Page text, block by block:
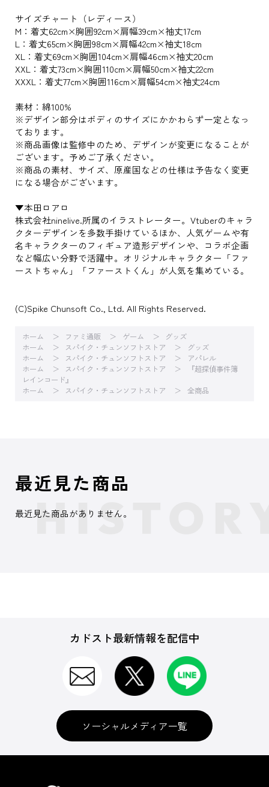
サイズチャート（レディース）
M：着丈62cm×胸囲92cm×肩幅39cm×袖丈17cm
L：着丈65cm×胸囲98cm×肩幅42cm×袖丈18cm
XL：着丈69cm×胸囲104cm×肩幅46cm×袖丈20cm
XXL：着丈73cm×胸囲110cm×肩幅50cm×袖丈22cm
XXXL：着丈77cm×胸囲116cm×肩幅54cm×袖丈24cm
素材：綿100%
※デザイン部分はボディのサイズにかかわらず一定となっ
ております。
※商品画像は監修中のため、デザインが変更になることが
ございます。予めご了承ください。
※商品の素材、サイズ、原産国などの仕様は予告なく変更
になる場合がございます。
▼本田ロアロ
株式会社ninelive.所属のイラストレーター。Vtuberのキャラ
クターデザインを多数手掛けているほか、人気ゲームや有
名キャラクターのフィギュア造形デザインや、コラボ企画
など幅広い分野で活躍中。オリジナルキャラクター「ファ
ーストちゃん」「ファーストくん」が人気を集めている。
(C)Spike Chunsoft Co., Ltd. All Rights Reserved.
ホーム ファミ通販 ゲーム
グッズ
ホーム
スパイク・チュンソフトストア
グッズ
ホーム
スパイク・チュンソフトストア
アパレル
ホーム
スパイク・チュンソフトストア
『超探偵事件簿
レインコード』
ホーム
スパイク・チュンソフトストア 全商品
最近見た商品
最近見た商品がありません。
カドスト最新情報を配信中
ソーシャルメディア一覧